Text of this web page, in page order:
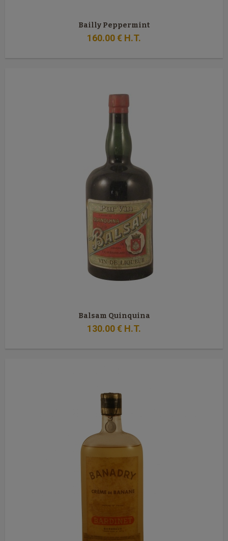
Bailly Peppermint
160.00€ H.T.
Balsam Quinquina
130.00€ H.T.